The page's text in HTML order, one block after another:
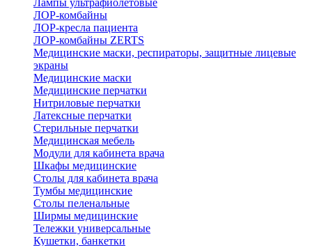
Лампы ультрафиолетовые
ЛОР-комбайны
ЛОР-кресла пациента
ЛОР-комбайны ZERTS
Медицинские маски, респираторы, защитные лицевые
экраны
Медицинские маски
Медицинские перчатки
Нитриловые перчатки
Латексные перчатки
Стерильные перчатки
Медицинская мебель
Модули для кабинета врача
Шкафы медицинские
Столы для кабинета врача
Тумбы медицинские
Столы пеленальные
Ширмы медицинские
Тележки универсальные
Кушетки, банкетки